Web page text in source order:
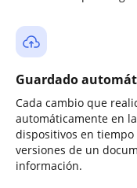
Guardado
Cada cambio que
automáticamente en
dispositivos en tiempo
versiones de un
información.